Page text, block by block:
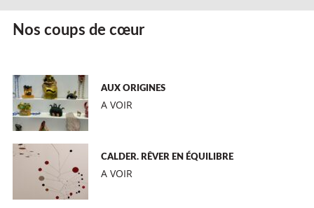
Nos coups de cœur
AUX ORIGINES
A VOIR
CALDER. RÊVER EN ÉQUILIBRE
A VOIR